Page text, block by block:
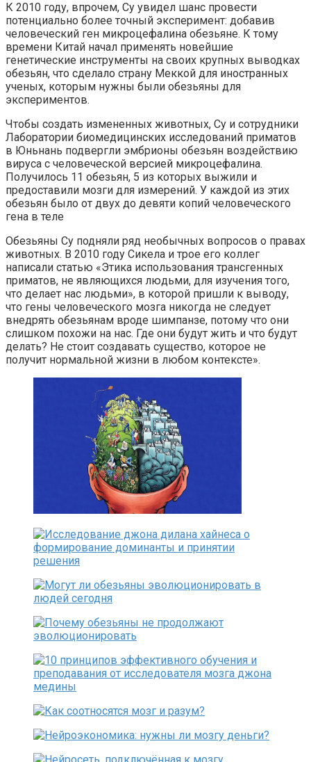
К 2010 году, впрочем, Су увидел шанс провести
потенциально более точный эксперимент: добавив
человеческий ген микроцефалина обезьяне. К тому
времени Китай начал применять новейшие
генетические инструменты на своих крупных выводках
обезьян, что сделало страну Меккой для иностранных
ученых, которым нужны были обезьяны для
экспериментов.
Чтобы создать измененных животных, Су и сотрудники
Лаборатории биомедицинских исследований приматов
в Юньнань подвергли эмбрионы обезьян воздействию
вируса с человеческой версией микроцефалина.
Получилось 11 обезьян, 5 из которых выжили и
предоставили мозги для измерений. У каждой из этих
обезьян было от двух до девяти копий человеческого
гена в теле
Обезьяны Су подняли ряд необычных вопросов о правах
животных. В 2010 году Сикела и трое его коллег
написали статью «Этика использования трансгенных
приматов, не являющихся людьми, для изучения того,
что делает нас людьми», в которой пришли к выводу,
что гены человеческого мозга никогда не следует
внедрять обезьянам вроде шимпанзе, потому что они
слишком похожи на нас. Где они будут жить и что будут
делать? Не стоит создавать существо, которое не
получит нормальной жизни в любом контексте».